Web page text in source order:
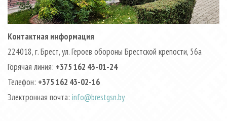
Контактная информация
224018, г. Брест, ул. Героев обороны Брестской крепости, 56а
Горячая линия: +375 162 43-01-24
Телефон: +375 162 43-02-16
Электронная почта: info@brestgsn.by